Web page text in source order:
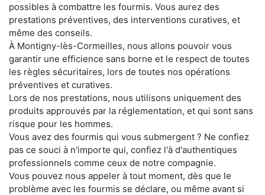
possibles à combattre les fourmis. Vous aurez des
prestations préventives, des interventions curatives, et
même des conseils.
À Montigny-lès-Cormeilles, nous allons pouvoir vous
garantir une efficience sans borne et le respect de toutes
les règles sécuritaires, lors de toutes nos opérations
préventives et curatives.
Lors de nos prestations, nous utilisons uniquement des
produits approuvés par la réglementation, et qui sont sans
risque pour les hommes.
Vous avez des fourmis qui vous submergent ? Ne confiez
pas ce souci à n'importe qui, confiez l'à d'authentiques
professionnels comme ceux de notre compagnie.
Vous pouvez nous appeler à tout moment, dès que le
problème avec les fourmis se déclare, ou même avant si